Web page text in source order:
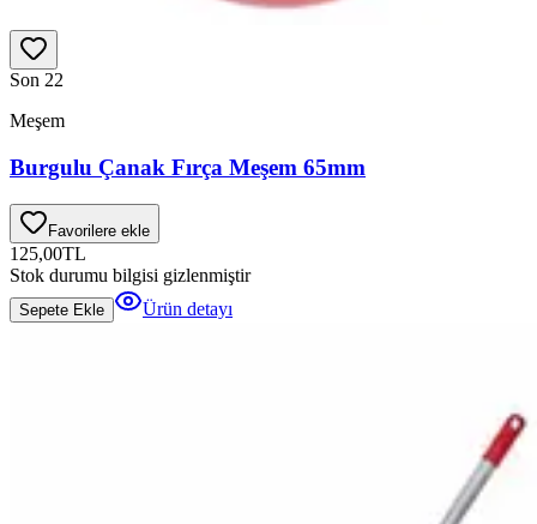
Son 22
Meşem
Burgulu Çanak Fırça Meşem 65mm
Favorilere ekle
125,00TL
Stok durumu bilgisi gizlenmiştir
Sepete Ekle Ürün detayı